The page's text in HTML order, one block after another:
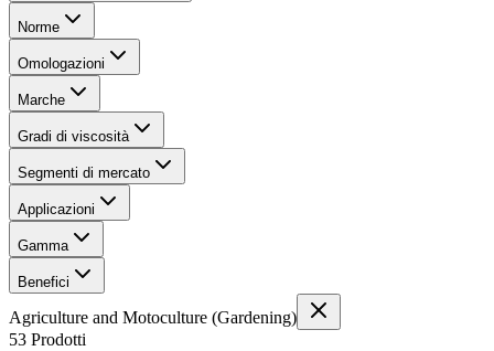
Norme
Omologazioni
Marche
Gradi di viscosità
Segmenti di mercato
Applicazioni
Gamma
Benefici
Agriculture and Motoculture (Gardening)
53 Prodotti